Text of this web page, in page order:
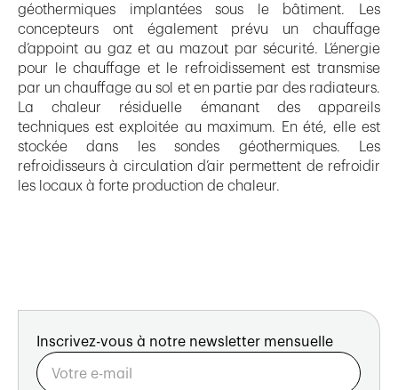
géothermiques implantées sous le bâtiment. Les
concepteurs ont également prévu un chauffage
d’appoint au gaz et au mazout par sécurité. L’énergie
pour le chauffage et le refroidissement est transmise
par un chauffage au sol et en partie par des radiateurs.
La chaleur résiduelle émanant des appareils
techniques est exploitée au maximum. En été, elle est
stockée dans les sondes géothermiques. Les
refroidisseurs à circulation d’air permettent de refroidir
les locaux à forte production de chaleur.
Inscrivez-vous à notre newsletter mensuelle